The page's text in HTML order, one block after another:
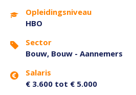
Opleidingsniveau
HBO
Sector
Bouw, Bouw - Aannemers
Salaris
€ 3.600 tot € 5.000